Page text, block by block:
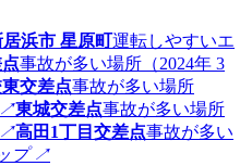
居浜市 星原町運転しやすいエ
事故が多い場所（2024年 3
交差点事故が多い場所
↗東城交差点事故が多い場所
↗高田1丁目交差点事故が多い
プ ↗